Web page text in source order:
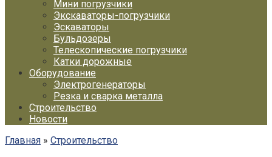
Мини погрузчики
Экскаваторы-погрузчики
Эскаваторы
Бульдозеры
Телескопические погрузчики
Катки дорожные
Оборудование
Электрогенераторы
Резка и сварка металла
Строительство
Новости
Главная » Строительство